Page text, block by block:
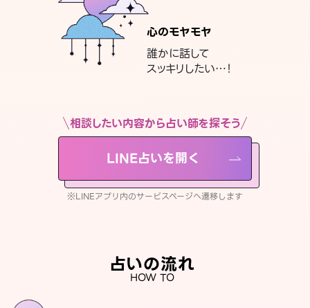
心のモヤモヤ
誰かに話して
スッキリしたい…！
相談したい内容から占い師を探そう
LINE占いを開く
※LINEアプリ内のサービスページへ遷移します
占いの流れ
HOW TO